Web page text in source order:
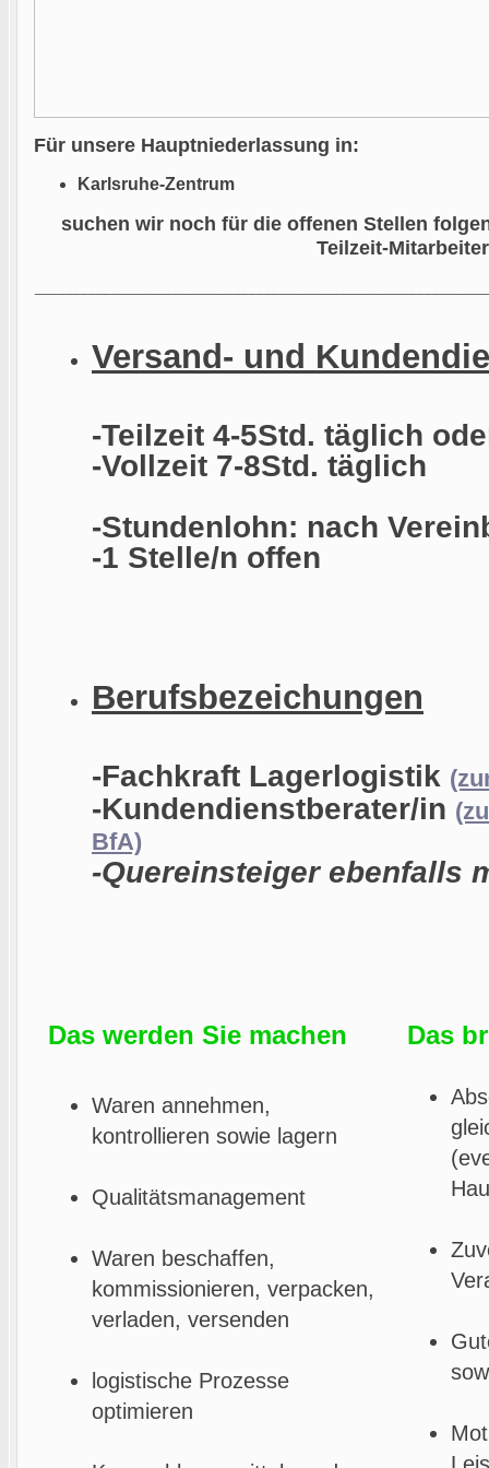
Für unsere Hauptniederlassung in:
Karlsruhe-Zentrum
suchen wir noch für die offenen Stellen
Teilzeit-
Versand- und
-Teilzeit 4-5Std. täglich
-Vollzeit 7-8Std. täglich
-Stundenlohn: nach
-1 Stelle/n offen
Berufsbezeichungen
-Fachkraft Lagerlogistik
-Kundendienstberater/in
BfA)
-Quereinsteiger ebenfalls
Das werden Sie machen Das
Waren annehmen,
kontrollieren sowie lagern
Qualitätsmanagement
Waren beschaffen,
kommissionieren, verpacken,
verladen, versenden
logistische Prozesse
optimieren